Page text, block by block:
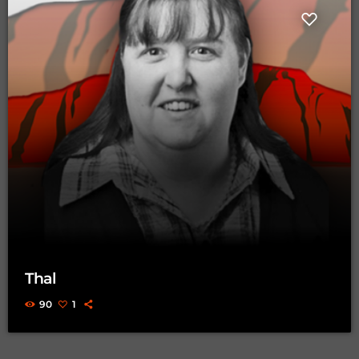
Thal
90 1